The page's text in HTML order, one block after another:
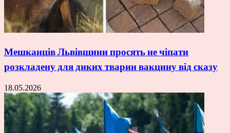
Мешканців Львівщини просять не чіпати
розкладену для диких тварин вакцину від сказу
18.05.2026